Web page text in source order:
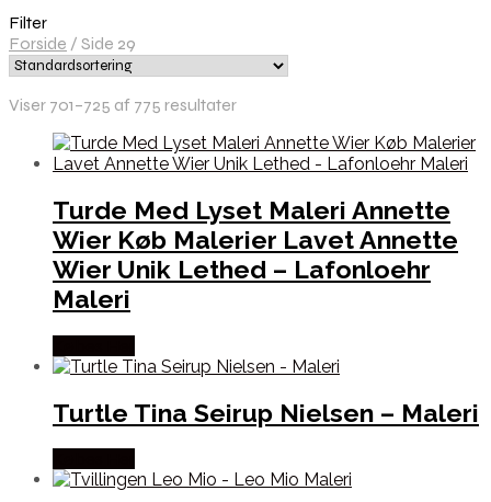
Filter
Forside / Side 29
Viser 701–725 af 775 resultater
Turde Med Lyset Maleri Annette
Wier Køb Malerier Lavet Annette
Wier Unik Lethed – Lafonloehr
Maleri
Turtle Tina Seirup Nielsen – Maleri